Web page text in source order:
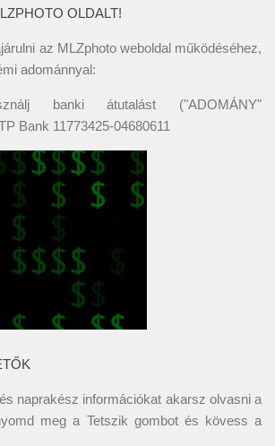
OLDALT!
az MLZphoto weboldal működéséhez,
adománnyal:
banki átutalást ("ADOMÁNY"
Bank 11773425-04680611
naprakész információkat akarsz olvasni a
meg a Tetszik gombot és kövess a